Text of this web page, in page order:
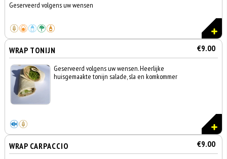
Geserveerd volgens uw wensen
WRAP TONIJN €9.00
Geserveerd volgens uw wensen. Heerlijke
huisgemaakte tonijn salade, sla en komkommer
WRAP CARPACCIO €9.00